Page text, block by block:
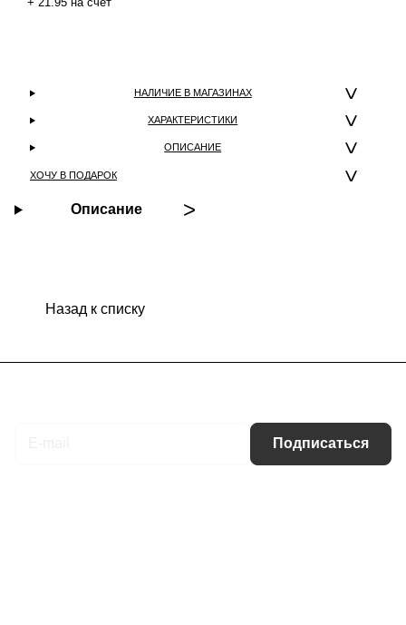
НАЛИЧИЕ В МАГАЗИНАХ
ХАРАКТЕРИСТИКИ
ОПИСАНИЕ
ХОЧУ В ПОДАРОК
Описание
Назад к списку
Подписаться